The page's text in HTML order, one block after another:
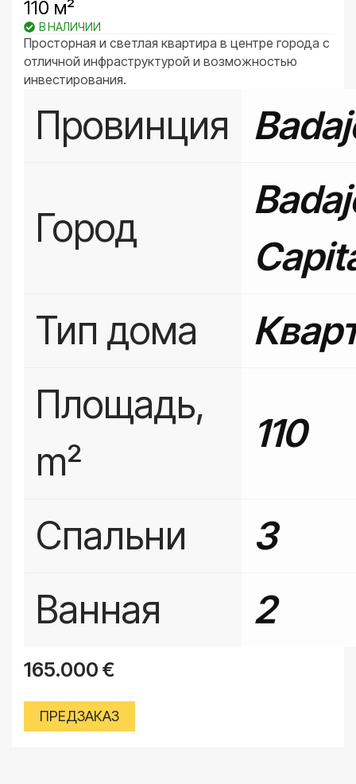
110 м²
В НАЛИЧИИ
Просторная и светлая квартира в центре города с
отличной инфраструктурой и возможностью
инвестирования.
Провинция
Город
Тип дома
Площадь,
m²
110
Спальни
3
Ванная
2
165.000 €
ПРЕДЗАКАЗ